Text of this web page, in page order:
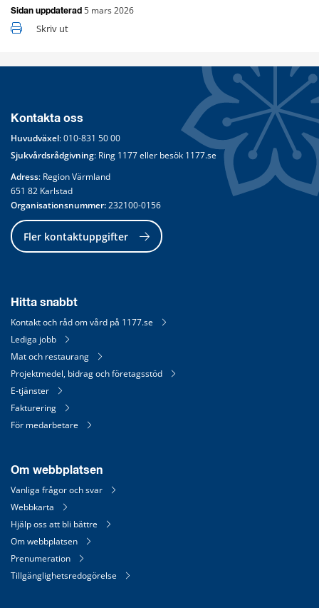
Sidan uppdaterad 5 mars 2026
Skriv ut
Kontakta oss
Huvudväxel: 010-831 50 00
Sjukvårdsrådgivning: Ring 1177 eller besök 1177.se
Adress: Region Värmland
651 82 Karlstad
Organisationsnummer: 232100-0156
Fler kontaktuppgifter
Hitta snabbt
Kontakt och råd om vård på 1177.se
Lediga jobb
Mat och restaurang
Projektmedel, bidrag och företagsstöd
E-tjänster
Fakturering
För medarbetare
Om webbplatsen
Vanliga frågor och svar
Webbkarta
Hjälp oss att bli bättre
Om webbplatsen
Prenumeration
Tillgänglighetsredogörelse